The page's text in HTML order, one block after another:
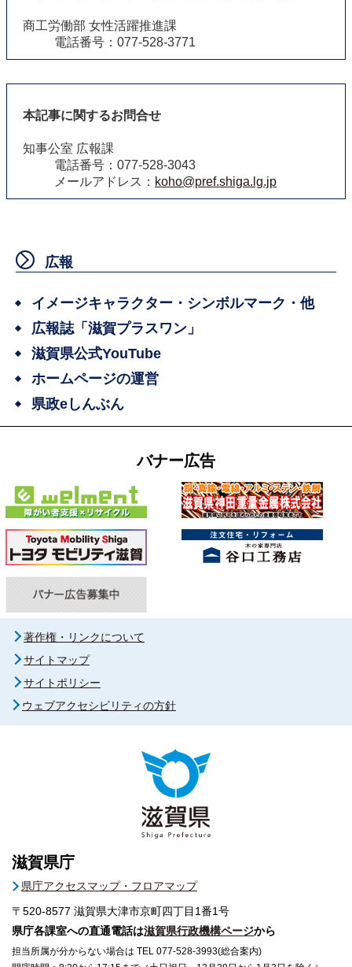
商工労働部 女性活躍推進課
電話番号：077-528-3771
本記事に関するお問合せ
知事公室 広報課
電話番号：077-528-3043
メールアドレス： koho@pref.shiga.lg.jp
広報
イメージキャラクター・シンボルマーク・他
広報誌「滋賀プラスワン」
滋賀県公式YouTube
ホームページの運営
県政eしんぶん
バナー広告
著作権・リンクについて
サイトマップ
サイトポリシー
ウェブアクセシビリティの方針
滋賀県庁
県庁アクセスマップ・フロアマップ
〒520-8577 滋賀県大津市京町四丁目1番1号
県庁各課室への直通電話は滋賀県行政機構ページから
担当所属が分からない場合は TEL 077-528-3993(総合案内)